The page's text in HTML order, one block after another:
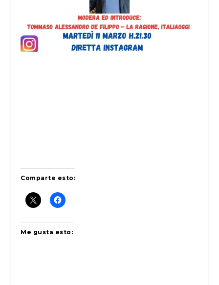
Comparte esto:
Me gusta esto: